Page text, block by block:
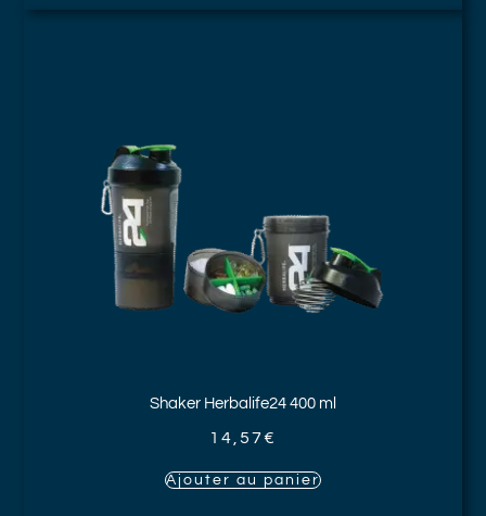
Shaker Herbalife24 400 ml
14,57€
Ajouter au panier